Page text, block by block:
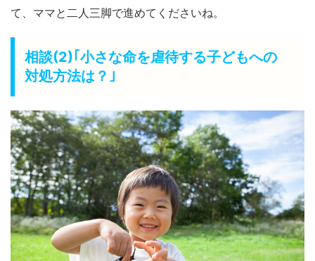
て、ママと二人三脚で進めてくださいね。
相談(2)｢小さな命を虐待する子どもへの
対処方法は？｣